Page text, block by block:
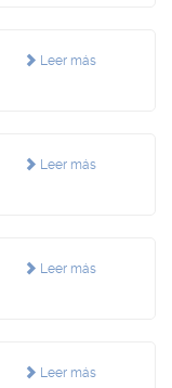
Leer más
Leer más
Leer más
Leer más